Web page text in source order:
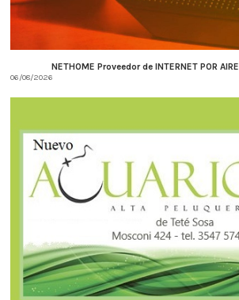
NETHOME Proveedor de INTERNET POR AIRE
06/08/2026